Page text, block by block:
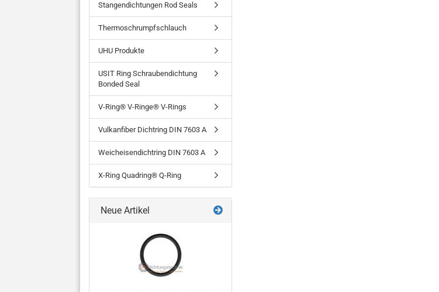
Stangendichtungen Rod Seals
Thermoschrumpfschlauch
UHU Produkte
USIT Ring Schraubendichtung
Bonded Seal
V-Ring® V-Ringe® V-Rings
Vulkanfiber Dichtring DIN 7603 A
Weicheisendichtring DIN 7603 A
X-Ring Quadring® Q-Ring
Neue Artikel